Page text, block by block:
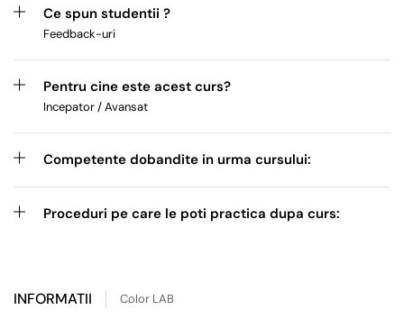
Ce spun studentii ?
Feedback-uri
Pentru cine este acest curs?
Incepator / Avansat
Competente dobandite in urma cursului:
Proceduri pe care le poti practica dupa curs:
INFORMATII Color LAB